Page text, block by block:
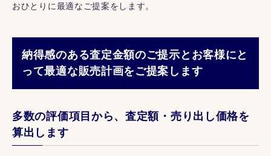
おひとりに最適なご提案をします。
納得感のある査定金額のご提示とお客様にと
って最適な販売計画をご提案します
多数の評価項目から、査定額・売り出し価格を
算出します